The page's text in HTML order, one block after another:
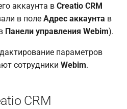
аккаунта в Creatio CRM
в поле Адрес аккаунта в
Панели управления Webim).
параметров
сотрудники Webim.
CRM